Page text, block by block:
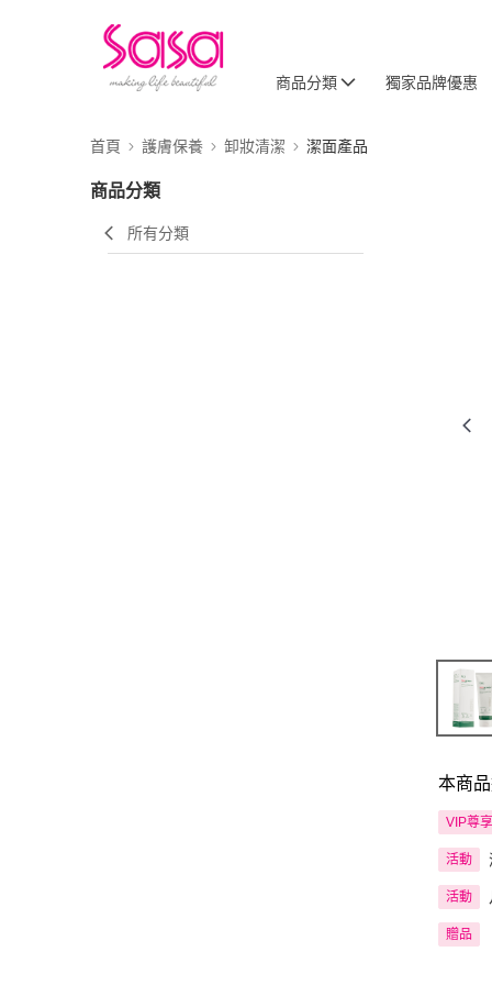
商品分類 獨家品牌優惠
首頁 護膚保養 卸妝清潔 潔面產品
商品分類
所有分類
本商
VIP尊享
活動
活動
贈品